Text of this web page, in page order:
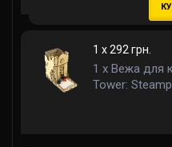
1 x 292 грн.
1 x Вежа для
Tower: